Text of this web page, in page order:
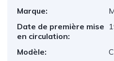
Marque:
Date de première mise
en circulation:
Modèle: